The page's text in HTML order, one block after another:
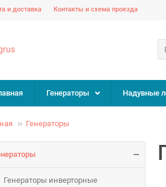
и доставка Контакты и схема проезда
Генераторы Надувные
Генераторы
Генераторы инверторные